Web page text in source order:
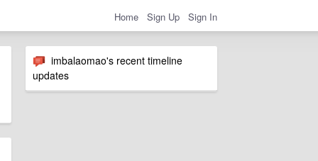
Home Sign Up Sign In
imbalaomao's recent timeline
updates